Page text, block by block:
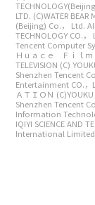
LTD. (C)WATER BEAR
(Beijing) Co.， Ltd.
TECHNOLOGY CO.，
Tencent Computer
Ｈｕａｃｅ Ｆｉｌ
TELEVISION (C)
Shenzhen Tencent
Entertainment CO.，
ＡＴＩＯＮ
Shenzhen Tencent
Information
IQIYI SCIENCE AND
International Limited